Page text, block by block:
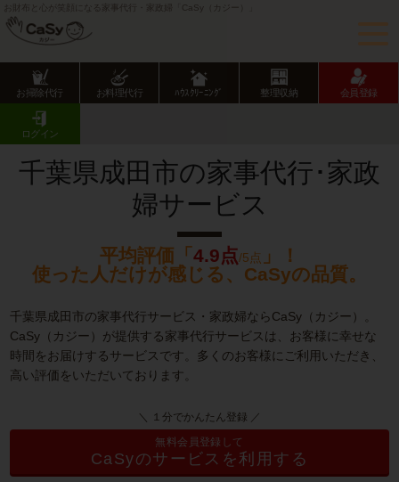
お財布と心が笑顔になる家事代行・家政婦「CaSy（カジー）」
お掃除代行 お料理代行 ﾊｳｽｸﾘｰﾆﾝｸﾞ 整理収納 会員登録
ログイン
CaSy TOP
成田市の家事代行･家政婦サービス
千葉県成田市の家事代行･家政
婦サービス
平均評価「 4.9点/5点
」！
使った人だけが感じる、CaSyの品質。
千葉県成田市の家事代行サービス・家政婦ならCaSy（カジー）。
CaSy（カジー）が提供する家事代行サービスは、お客様に幸せな
時間をお届けするサービスです。多くのお客様にご利用いただき、
高い評価をいただいております。
＼ １分でかんたん登録 ／
無料会員登録して
CaSyのサービスを利用する